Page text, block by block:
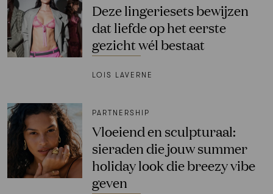
Deze lingeriesets bewijzen
dat liefde op het eerste
gezicht wél bestaat
LOIS LAVERNE
PARTNERSHIP
Vloeiend en sculpturaal:
sieraden die jouw summer
holiday look die breezy vibe
geven